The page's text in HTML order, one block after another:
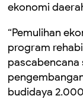
ekonomi
“Pemulihan
program
budidaya